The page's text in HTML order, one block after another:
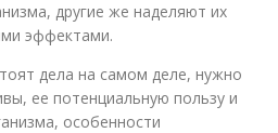
другие же наделяют их
эффектами.
дела на самом деле, нужно
ее потенциальную пользу и
особенности